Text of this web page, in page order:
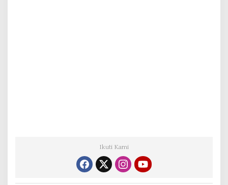
Ikuti Kami